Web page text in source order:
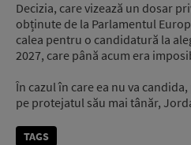
Decizia, care vizează un dosar
obținute de la Parlamentul
calea pentru o candidatură la
2027, care până acum era
În cazul în care ea nu va
pe protejatul său mai tânăr,
TAGS